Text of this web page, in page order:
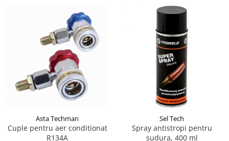
Asta Techman
Cuple pentru aer conditionat
R134A
Sel Tech
Spray antistropi pentru
sudura, 400 ml